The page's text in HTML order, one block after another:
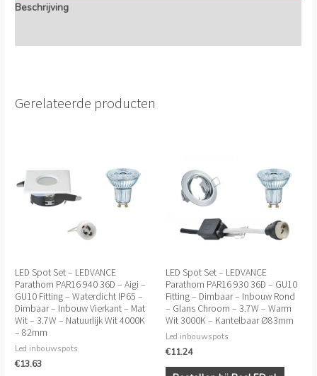
Beschrijving
Gerelateerde producten
LED Spot Set – LEDVANCE
Parathom PAR16 940 36D – Aigi –
GU10 Fitting – Waterdicht IP65 –
Dimbaar – Inbouw Vierkant – Mat
Wit – 3.7W – Natuurlijk Wit 4000K
– 82mm
Led inbouwspots
€13.63
LED Spot Set – LEDVANCE
Parathom PAR16 930 36D – GU10
Fitting – Dimbaar – Inbouw Rond
– Glans Chroom – 3.7W – Warm
Wit 3000K – Kantelbaar Ø83mm
Led inbouwspots
€11.24